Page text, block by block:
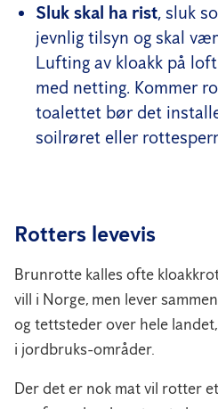
Sluk skal ha rist, sluk
jevnlig tilsyn og skal
Lufting av kloakk på
med netting. Kommer
toalettet bør det
soilrøret eller
Rotters levevis
Brunrotte kalles ofte
vill i Norge, men lever
og tettsteder over hele
i jordbruks-områder.
Der det er nok mat vil rotter